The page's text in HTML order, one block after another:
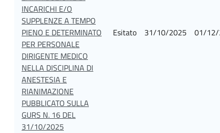
INCARICHI E/O
SUPPLENZE A TEMPO
PIENO E DETERMINATO
PER PERSONALE
DIRIGENTE MEDICO
NELLA DISCIPLINA DI
ANESTESIA E
RIANIMAZIONE
PUBBLICATO SULLA
GURS N. 16 DEL
31/10/2025
Esitato 31/10/2025 01/